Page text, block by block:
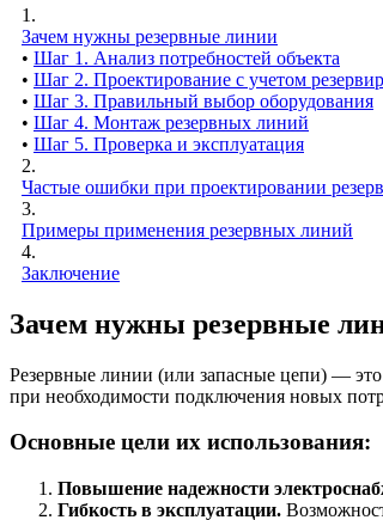
1.
Зачем нужны резервные линии
• Шаг 1. Анализ потребностей объекта
• Шаг 2. Проектирование с учетом
• Шаг 3. Правильный выбор оборудования
• Шаг 4. Монтаж резервных линий
• Шаг 5. Проверка и эксплуатация
2.
Частые ошибки при проектировании
3.
Примеры применения резервных линий
4.
Заключение
Зачем нужны резервные
Резервные линии (или запасные цепи) —
при необходимости подключения новых
Основные цели их использования:
Повышение надежности
Гибкость в эксплуатации.